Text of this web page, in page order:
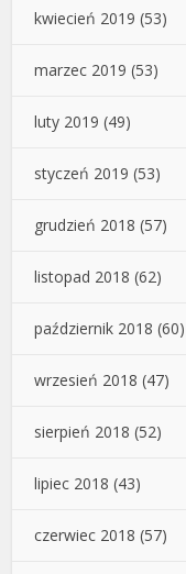
kwiecień 2019 (53)
marzec 2019 (53)
luty 2019 (49)
styczeń 2019 (53)
grudzień 2018 (57)
listopad 2018 (62)
październik 2018 (60)
wrzesień 2018 (47)
sierpień 2018 (52)
lipiec 2018 (43)
czerwiec 2018 (57)